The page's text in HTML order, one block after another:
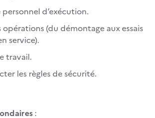
personnel d’exécution.
opérations (du démontage aux essais
service).
travail.
les règles de sécurité.
: